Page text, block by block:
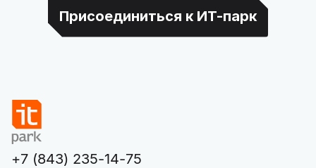
Присоединиться к ИТ-парк
+7 (843) 235-14-75